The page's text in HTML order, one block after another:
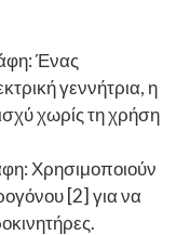
Ένας
γεννήτρια, η
χωρίς τη χρήση
Χρησιμοποιούν
[2] για να